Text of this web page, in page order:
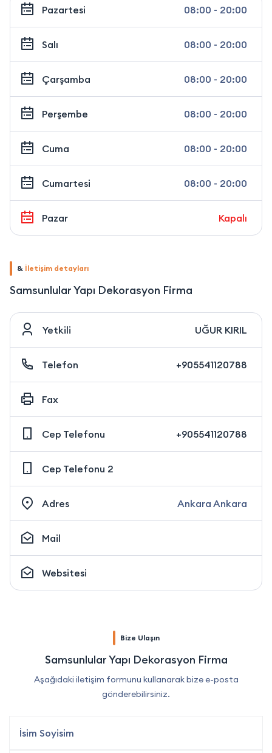
Pazartesi 08:00 - 20:00
Salı 08:00 - 20:00
Çarşamba 08:00 - 20:00
Perşembe 08:00 - 20:00
Cuma 08:00 - 20:00
Cumartesi 08:00 - 20:00
Pazar Kapalı
& İletişim detayları
Samsunlular Yapı Dekorasyon Firma
Yetkili UĞUR KIRIL
Telefon +905541120788
Fax
Cep Telefonu +905541120788
Cep Telefonu 2
Adres Ankara Ankara
Mail
Websitesi
Bize Ulaşın
Samsunlular Yapı Dekorasyon Firma
Aşağıdaki iletişim formunu kullanarak bize e-posta
gönderebilirsiniz.